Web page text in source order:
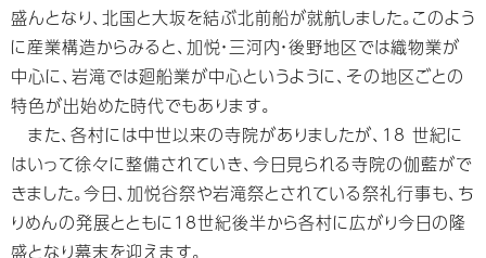
盛んとなり、北国と大坂を結ぶ北前船が就航しました。このよう
に産業構造からみると、加悦・三河内・後野地区では織物業が
中心に、岩滝では廻船業が中心というように、その地区ごとの
特色が出始めた時代でもあります。
また、各村には中世以来の寺院がありましたが、18 世紀に
はいって徐々に整備されていき、今日見られる寺院の伽藍がで
きました。今日、加悦谷祭や岩滝祭とされている祭礼行事も、ち
りめんの発展とともに18世紀後半から各村に広がり今日の隆
盛となり幕末を迎えます。